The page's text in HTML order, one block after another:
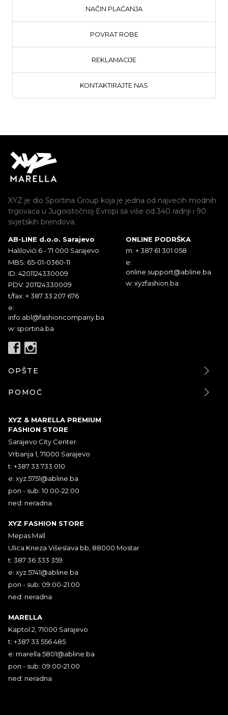
NAČIN PLAĆANJA
POVRAT ROBE
REKLAMACIJE
KONTAKTIRAJTE NAS
XYZ je dio Sportina Group koja je jedna od najvećih modnih
trgovaca u Jugoistočnoj Evropi sa više od 340 radnji i 90
svjetskih brendova.
AB-LINE d.o.o. Sarajevo
Halilovići 6 - 71 000 Sarajevo
MBS: 65-01-0360-11
ID: 4201124330009
PDV: 201124330009
t/fax: + 387 33 207 676
e:
info.abl@fashioncompany.ba
w: sportina.ba
ONLINE PODRŠKA
m: + 387 61 301 058
e:
online.support@abline.ba
w: xyzfashion.ba
OPŠTE
POMOĆ
XYZ & MARELLA PREMIUM
FASHION STORE
Sarajevo City Center
Vrbanja 1, 71000 Sarajevo
t: +387 33 733 010
e: xyz.5751@abline.ba
pon - sub: 10:00-22:00
ned: neradna
XYZ FASHION STORE
Mepas Mall
Ulica Kneza Višeslava bb, 88000 Mostar
t: 387 36 333 359
e: xyz.5741@abline.ba
pon - sub: 09:00-21:00
ned: neradna
MARELLA
Kaptol 2, 71000 Sarajevo
t: +387 33 556 485
e: marella.5801@abline.ba
pon - sub: 09:00-21:00
ned: neradna